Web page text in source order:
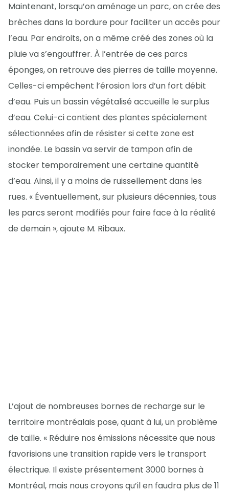
Maintenant, lorsqu’on aménage un parc, on crée des
brèches dans la bordure pour faciliter un accès pour
l’eau. Par endroits, on a même créé des zones où la
pluie va s’engouffrer. À l’entrée de ces parcs
éponges, on retrouve des pierres de taille moyenne.
Celles-ci empêchent l’érosion lors d’un fort débit
d’eau. Puis un bassin végétalisé accueille le surplus
d’eau. Celui-ci contient des plantes spécialement
sélectionnées afin de résister si cette zone est
inondée. Le bassin va servir de tampon afin de
stocker temporairement une certaine quantité
d’eau. Ainsi, il y a moins de ruissellement dans les
rues. « Éventuellement, sur plusieurs décennies, tous
les parcs seront modifiés pour faire face à la réalité
de demain », ajoute M. Ribaux.
L’ajout de nombreuses bornes de recharge sur le
territoire montréalais pose, quant à lui, un problème
de taille. « Réduire nos émissions nécessite que nous
favorisions une transition rapide vers le transport
électrique. Il existe présentement 3000 bornes à
Montréal, mais nous croyons qu’il en faudra plus de 11